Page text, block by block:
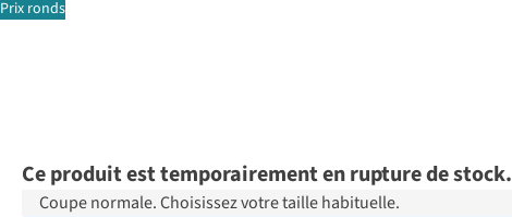
Prix ronds
Ce produit est temporairement en rupture de stock.
Coupe normale. Choisissez votre taille habituelle.